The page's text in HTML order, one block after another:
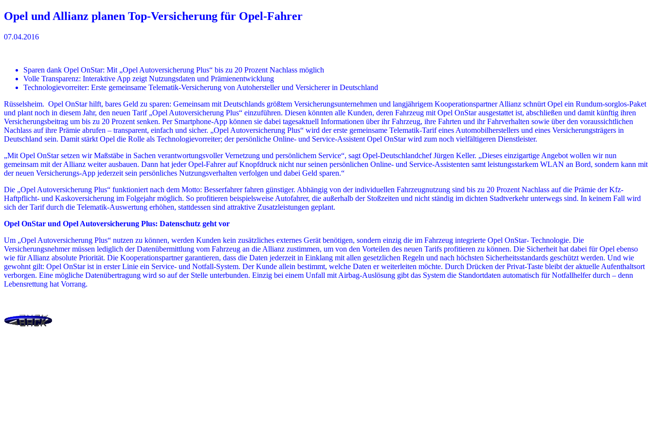
Opel und Allianz planen Top-Versicherung für Opel-Fahrer
07.04.2016
Sparen dank Opel OnStar: Mit „Opel Autoversicherung Plus“ bis zu 20 Prozent Nachlass möglich
Volle Transparenz: Interaktive App zeigt Nutzungsdaten und Prämienentwicklung
Technologievorreiter: Erste gemeinsame Telematik-Versicherung von Autohersteller und Versicherer in Deutschland
Rüsselsheim. Opel OnStar hilft, bares Geld zu sparen: Gemeinsam mit Deutschlands größtem Versicherungsunternehmen und langjährigem Kooperationspartner Allianz schnürt Opel ein Rundum-sorglos-Paket
und plant noch in diesem Jahr, den neuen Tarif „Opel Autoversicherung Plus“ einzuführen. Diesen könnten alle Kunden, deren Fahrzeug mit Opel OnStar ausgestattet ist, abschließen und damit künftig ihren
Versicherungsbeitrag um bis zu 20 Prozent senken. Per Smartphone-App können sie dabei tagesaktuell Informationen über ihr Fahrzeug, ihre Fahrten und ihr Fahrverhalten sowie über den voraussichtlichen
Nachlass auf ihre Prämie abrufen – transparent, einfach und sicher. „Opel Autoversicherung Plus“ wird der erste gemeinsame Telematik-Tarif eines Automobilherstellers und eines Versicherungsträgers in
Deutschland sein. Damit stärkt Opel die Rolle als Technologievorreiter; der persönliche Online- und Service-Assistent Opel OnStar wird zum noch vielfältigeren Dienstleister.
„Mit Opel OnStar setzen wir Maßstäbe in Sachen verantwortungsvoller Vernetzung und persönlichem Service“, sagt Opel-Deutschlandchef Jürgen Keller. „Dieses einzigartige Angebot wollen wir nun
gemeinsam mit der Allianz weiter ausbauen. Dann hat jeder Opel-Fahrer auf Knopfdruck nicht nur seinen persönlichen Online- und Service-Assistenten samt leistungsstarkem WLAN an Bord, sondern kann mit
der neuen Versicherungs-App jederzeit sein persönliches Nutzungsverhalten verfolgen und dabei Geld sparen.“
Die „Opel Autoversicherung Plus“ funktioniert nach dem Motto: Besserfahrer fahren günstiger. Abhängig von der individuellen Fahrzeugnutzung sind bis zu 20 Prozent Nachlass auf die Prämie der Kfz-
Haftpflicht- und Kaskoversicherung im Folgejahr möglich. So profitieren beispielsweise Autofahrer, die außerhalb der Stoßzeiten und nicht ständig im dichten Stadtverkehr unterwegs sind. In keinem Fall wird
sich der Tarif durch die Telematik-Auswertung erhöhen, stattdessen sind attraktive Zusatzleistungen geplant.
Opel OnStar und Opel Autoversicherung Plus: Datenschutz geht vor
Um „Opel Autoversicherung Plus“ nutzen zu können, werden Kunden kein zusätzliches externes Gerät benötigen, sondern einzig die im Fahrzeug integrierte Opel OnStar- Technologie. Die
Versicherungsnehmer müssen lediglich der Datenübermittlung vom Fahrzeug an die Allianz zustimmen, um von den Vorteilen des neuen Tarifs profitieren zu können. Die Sicherheit hat dabei für Opel ebenso
wie für Allianz absolute Priorität. Die Kooperationspartner garantieren, dass die Daten jederzeit in Einklang mit allen gesetzlichen Regeln und nach höchsten Sicherheitsstandards geschützt werden. Und wie
gewohnt gilt: Opel OnStar ist in erster Linie ein Service- und Notfall-System. Der Kunde allein bestimmt, welche Daten er weiterleiten möchte. Durch Drücken der Privat-Taste bleibt der aktuelle Aufenthaltsort
verborgen. Eine mögliche Datenübertragung wird so auf der Stelle unterbunden. Einzig bei einem Unfall mit Airbag-Auslösung gibt das System die Standortdaten automatisch für Notfallhelfer durch – denn
Lebensrettung hat Vorrang.